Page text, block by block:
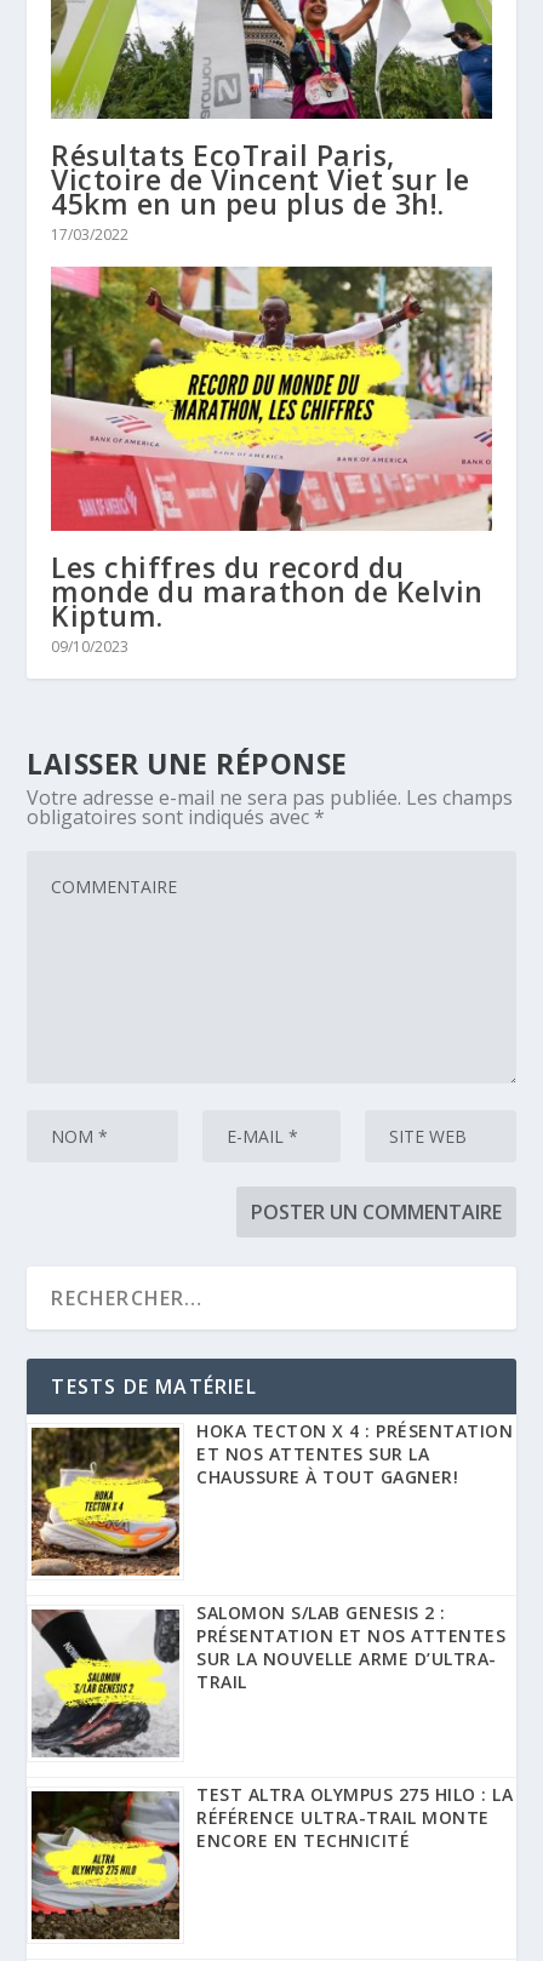
Résultats EcoTrail Paris,
Victoire de Vincent Viet sur le
45km en un peu plus de 3h!.
17/03/2022
Les chiffres du record du
monde du marathon de Kelvin
Kiptum.
09/10/2023
LAISSER UNE RÉPONSE
Votre adresse e-mail ne sera pas publiée. Les champs
obligatoires sont indiqués avec *
TESTS DE MATÉRIEL
HOKA TECTON X 4 : PRÉSENTATION
ET NOS ATTENTES SUR LA
CHAUSSURE À TOUT GAGNER!
SALOMON S/LAB GENESIS 2 :
PRÉSENTATION ET NOS ATTENTES
SUR LA NOUVELLE ARME D’ULTRA-
TRAIL
TEST ALTRA OLYMPUS 275 HILO : LA
RÉFÉRENCE ULTRA-TRAIL MONTE
ENCORE EN TECHNICITÉ